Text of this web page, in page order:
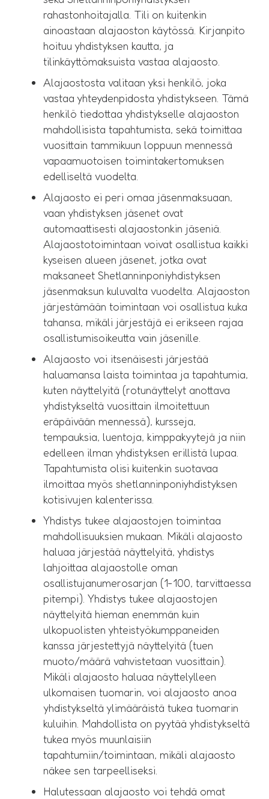
rahastonhoitajalla. Tili on kuitenkin
ainoastaan alajaoston käytössä. Kirjanpito
hoituu yhdistyksen kautta, ja
tilinkäyttömaksuista vastaa alajaosto.
Alajaostosta valitaan yksi henkilö, joka
vastaa yhteydenpidosta yhdistykseen. Tämä
henkilö tiedottaa yhdistykselle alajaoston
mahdollisista tapahtumista, sekä toimittaa
vuosittain tammikuun loppuun mennessä
vapaamuotoisen toimintakertomuksen
edelliseltä vuodelta.
Alajaosto ei peri omaa jäsenmaksuaan,
vaan yhdistyksen jäsenet ovat
automaattisesti alajaostonkin jäseniä.
Alajaostotoimintaan voivat osallistua kaikki
kyseisen alueen jäsenet, jotka ovat
maksaneet Shetlanninponiyhdistyksen
jäsenmaksun kuluvalta vuodelta. Alajaoston
järjestämään toimintaan voi osallistua kuka
tahansa, mikäli järjestäjä ei erikseen rajaa
osallistumisoikeutta vain jäsenille.
Alajaosto voi itsenäisesti järjestää
haluamansa laista toimintaa ja tapahtumia,
kuten näyttelyitä (rotunäyttelyt anottava
yhdistykseltä vuosittain ilmoitettuun
eräpäivään mennessä), kursseja,
tempauksia, luentoja, kimppakyytejä ja niin
edelleen ilman yhdistyksen erillistä lupaa.
Tapahtumista olisi kuitenkin suotavaa
ilmoittaa myös shetlanninponiyhdistyksen
kotisivujen kalenterissa.
Yhdistys tukee alajaostojen toimintaa
mahdollisuuksien mukaan. Mikäli alajaosto
haluaa järjestää näyttelyitä, yhdistys
lahjoittaa alajaostolle oman
osallistujanumerosarjan (1-100, tarvittaessa
pitempi). Yhdistys tukee alajaostojen
näyttelyitä hieman enemmän kuin
ulkopuolisten yhteistyökumppaneiden
kanssa järjestettyjä näyttelyitä (tuen
muoto/määrä vahvistetaan vuosittain).
Mikäli alajaosto haluaa näyttelylleen
ulkomaisen tuomarin, voi alajaosto anoa
yhdistykseltä ylimääräistä tukea tuomarin
kuluihin. Mahdollista on pyytää yhdistykseltä
tukea myös muunlaisiin
tapahtumiin/toimintaan, mikäli alajaosto
näkee sen tarpeelliseksi.
Halutessaan alajaosto voi tehdä omat